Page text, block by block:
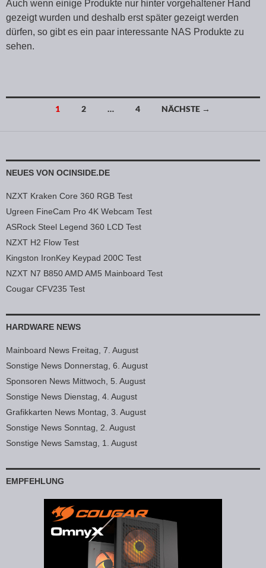
Auch wenn einige Produkte nur hinter vorgehaltener Hand
gezeigt wurden und deshalb erst später gezeigt werden
dürfen, so gibt es ein paar interessante NAS Produkte zu
sehen.
1 2 … 4 NÄCHSTE →
NEUES VON OCINSIDE.DE
NZXT Kraken Core 360 RGB Test
Ugreen FineCam Pro 4K Webcam Test
ASRock Steel Legend 360 LCD Test
NZXT H2 Flow Test
Kingston IronKey Keypad 200C Test
NZXT N7 B850 AMD AM5 Mainboard Test
Cougar CFV235 Test
HARDWARE NEWS
Mainboard News Freitag, 7. August
Sonstige News Donnerstag, 6. August
Sponsoren News Mittwoch, 5. August
Sonstige News Dienstag, 4. August
Grafikkarten News Montag, 3. August
Sonstige News Sonntag, 2. August
Sonstige News Samstag, 1. August
EMPFEHLUNG